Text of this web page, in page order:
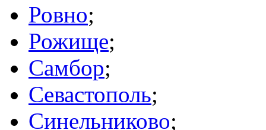
Ровно;
Рожище;
Самбор;
Севастополь;
Синельниково;